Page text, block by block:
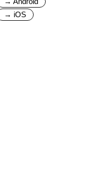
→ iOS